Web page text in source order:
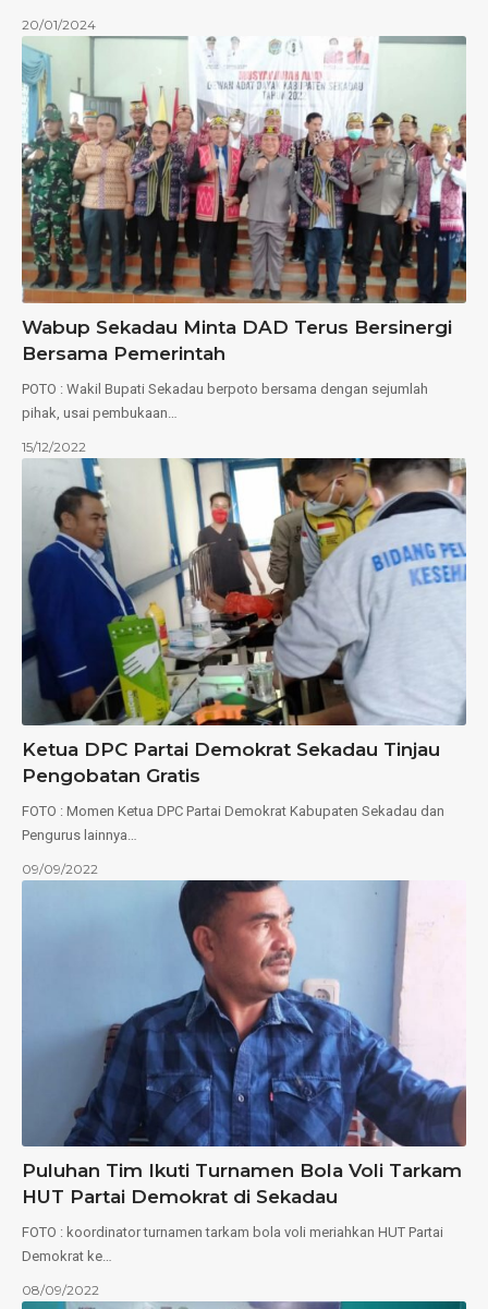
20/01/2024
Wabup Sekadau Minta DAD Terus Bersinergi
Bersama Pemerintah
POTO : Wakil Bupati Sekadau berpoto bersama dengan sejumlah
pihak, usai pembukaan…
15/12/2022
Ketua DPC Partai Demokrat Sekadau Tinjau
Pengobatan Gratis
FOTO : Momen Ketua DPC Partai Demokrat Kabupaten Sekadau dan
Pengurus lainnya…
09/09/2022
Puluhan Tim Ikuti Turnamen Bola Voli Tarkam
HUT Partai Demokrat di Sekadau
FOTO : koordinator turnamen tarkam bola voli meriahkan HUT Partai
Demokrat ke…
08/09/2022